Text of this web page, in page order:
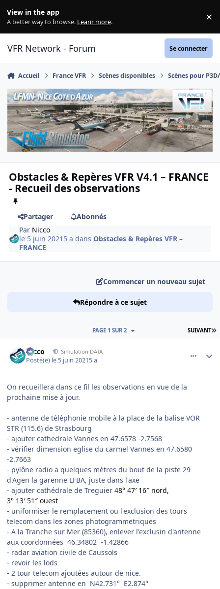
View in the app
A better way to browse. Learn more. ×
VFR Network - Forum Se connecter
Accueil France VFR Scènes disponibles Scènes pour
Obstacles & Repères VFR V4.1 – FRANCE
- Recueil des observations
Partager
Abonnés
Par Nicco
le 5 juin 2021 5 a dansObstacles & Repères VFR –
FRANCE
Commencer un nouveau sujet
Répondre à ce sujet
SUIVANT
PAGE 1 SUR 2
Nicco Simulation DATA
Posté(e) le 5 juin 20215 a
On recueillera dans ce fil les observations en vue de la
prochaine mise à jour.
- antenne de téléphonie mobile à la place de la balise VOR
STR (115.6) de Strasbourg
- ajouter cathedrale Vannes en 47.6578 -2.7568
- vérifier dimension eglise du carmel Vannes en 47.6580
-2.7663
- pylône radio a quelques mètres du bout de la piste 29
d'Agen la garenne LFBA, juste dans l'axe
- ajouter cathédrale de Treguier 48° 47′ 16″ nord,
3° 13′ 51″ ouest
- uniformiser le remplacement ou l'exclusion des tours
telecom dans les zones photogrammetriques
- A la Tranche sur Mer (85360), enlever l'exclusin d'antenne
aux coordonnées 46.34802 -1.42866
- radar aviation civile de Caussols
- revoir les lods
- 2 tour telecom ajoutées autour de nice.
- supprimer antenne en N42.731° E2.874°